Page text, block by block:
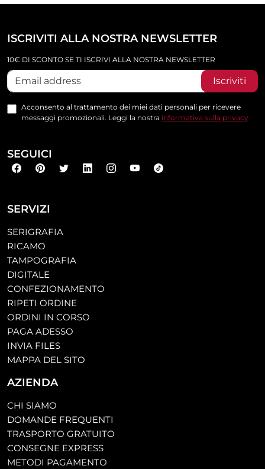
SERVIZI
SERIGRAFIA
RICAMO
TAMPOGRAFIA
DIGITALE
CONFEZIONAMENTO
RIPETI ORDINE
ORDINI IN CORSO
PAGA ADESSO
INVIA FILES
MAPPA DEL SITO
AZIENDA
CHI SIAMO
DOMANDE FREQUENTI
TRASPORTO GRATUITO
CONSEGNE EXPRESS
METODI PAGAMENTO
ISCRIVITI ALLA NOSTRA NEWSLETTER
10€ DI SCONTO SE TI ISCRIVI ALLA NOSTRA NEWSLETTER
Iscriviti
Acconsento al trattamento dei miei dati personali per ricevere
messaggi promozionali. Leggi la nostra informativa sulla privacy
SEGUICI